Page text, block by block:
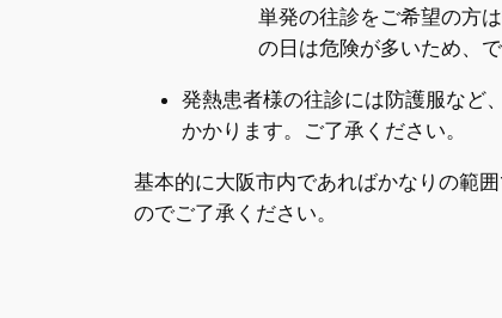
単発の往診をご希望の方
の日は危険が多いため、
発熱患者様の往診には防護服など
かかります。ご了承ください。
基本的に大阪市内であればかなりの範
のでご了承ください。